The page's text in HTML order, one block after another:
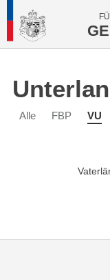
Alle FBP VU